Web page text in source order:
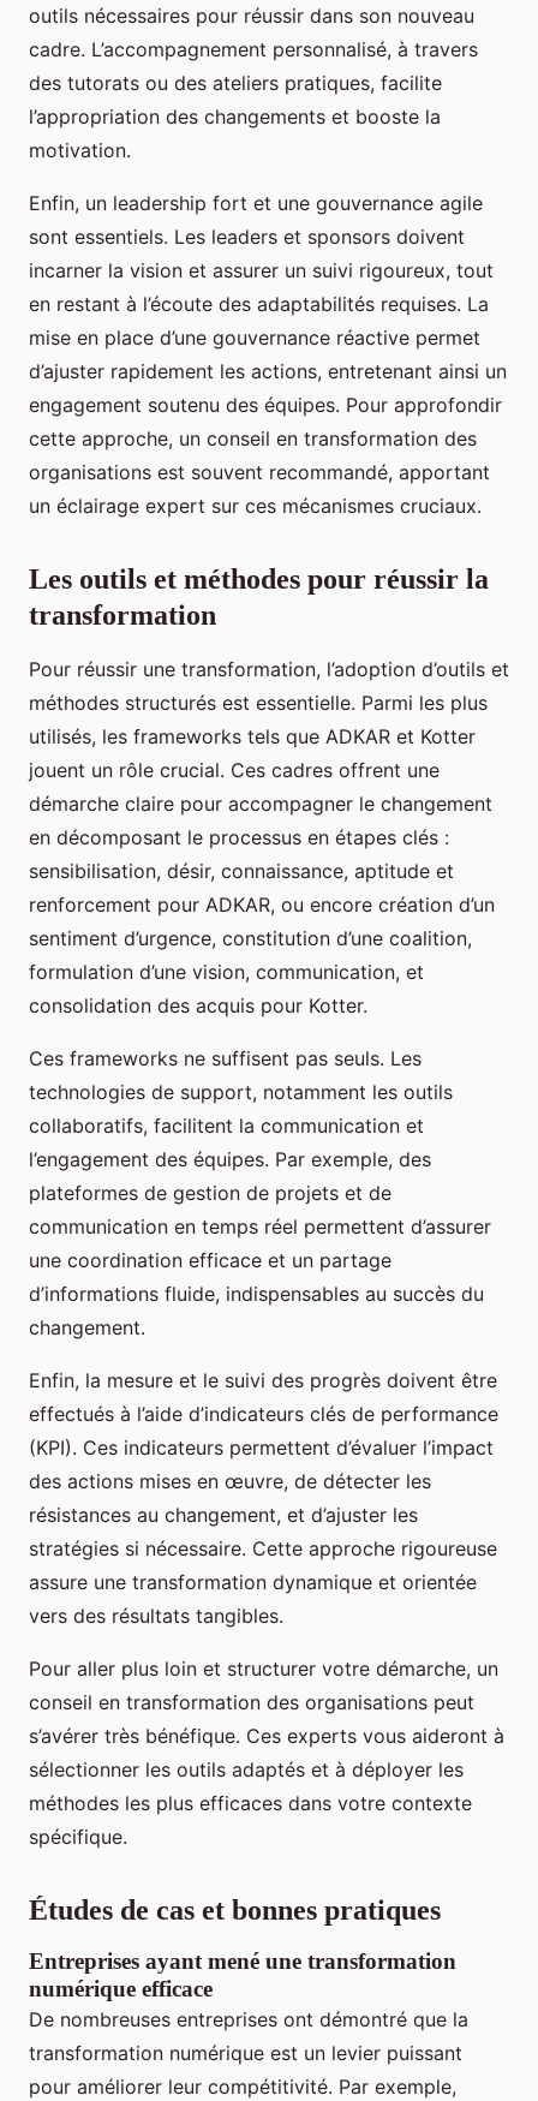
outils nécessaires pour réussir dans son nouveau
cadre. L’accompagnement personnalisé, à travers
des tutorats ou des ateliers pratiques, facilite
l’appropriation des changements et booste la
motivation.
Enfin, un leadership fort et une gouvernance agile
sont essentiels. Les leaders et sponsors doivent
incarner la vision et assurer un suivi rigoureux, tout
en restant à l’écoute des adaptabilités requises. La
mise en place d’une gouvernance réactive permet
d’ajuster rapidement les actions, entretenant ainsi un
engagement soutenu des équipes. Pour approfondir
cette approche, un conseil en transformation des
organisations est souvent recommandé, apportant
un éclairage expert sur ces mécanismes cruciaux.
Les outils et méthodes pour réussir la
transformation
Pour réussir une transformation, l’adoption d’outils et
méthodes structurés est essentielle. Parmi les plus
utilisés, les frameworks tels que ADKAR et Kotter
jouent un rôle crucial. Ces cadres offrent une
démarche claire pour accompagner le changement
en décomposant le processus en étapes clés :
sensibilisation, désir, connaissance, aptitude et
renforcement pour ADKAR, ou encore création d’un
sentiment d’urgence, constitution d’une coalition,
formulation d’une vision, communication, et
consolidation des acquis pour Kotter.
Ces frameworks ne suffisent pas seuls. Les
technologies de support, notamment les outils
collaboratifs, facilitent la communication et
l’engagement des équipes. Par exemple, des
plateformes de gestion de projets et de
communication en temps réel permettent d’assurer
une coordination efficace et un partage
d’informations fluide, indispensables au succès du
changement.
Enfin, la mesure et le suivi des progrès doivent être
effectués à l’aide d’indicateurs clés de performance
(KPI). Ces indicateurs permettent d’évaluer l’impact
des actions mises en œuvre, de détecter les
résistances au changement, et d’ajuster les
stratégies si nécessaire. Cette approche rigoureuse
assure une transformation dynamique et orientée
vers des résultats tangibles.
Pour aller plus loin et structurer votre démarche, un
conseil en transformation des organisations peut
s’avérer très bénéfique. Ces experts vous aideront à
sélectionner les outils adaptés et à déployer les
méthodes les plus efficaces dans votre contexte
spécifique.
Études de cas et bonnes pratiques
Entreprises ayant mené une transformation
numérique efficace
De nombreuses entreprises ont démontré que la
transformation numérique est un levier puissant
pour améliorer leur compétitivité. Par exemple,